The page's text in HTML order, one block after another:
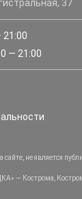
37
— 21:00
— Кострома,
не является